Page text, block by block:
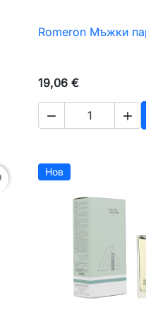
към количката
 Бърз
Romeron Мъжки
19,06 €
 
Нов